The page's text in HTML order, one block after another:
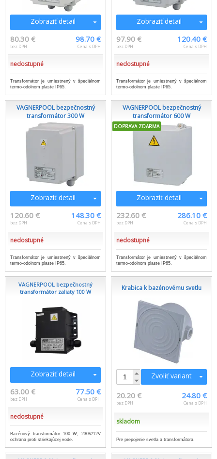
Zobraziť detail
80.30 €
bez DPH
98.70 €
Cena s DPH
nedostupné
Transformátor je umiestnený v špeciálnom
termo-odolnom plaste IP65.
Zobraziť detail
97.90 €
bez DPH
120.40 €
Cena s DPH
nedostupné
Transformátor je umiestnený v špeciálnom
termo-odolnom plaste IP65.
VAGNERPOOL bezpečnostný
transformátor 300 W
Zobraziť detail
120.60 €
bez DPH
148.30 €
Cena s DPH
nedostupné
Transformátor je umiestnený v špeciálnom
termo-odolnom plaste IP65.
VAGNERPOOL bezpečnostný
transformátor 600 W
DOPRAVA ZDARMA
Zobraziť detail
232.60 €
bez DPH
286.10 €
Cena s DPH
nedostupné
Transformátor je umiestnený v špeciálnom
termo-odolnom plaste IP65.
VAGNERPOOL bezpečnostný
transformátor zaliaty 100 W
Zobraziť detail
63.00 €
bez DPH
77.50 €
Cena s DPH
nedostupné
Bazénový transformátor 100 W, 230V/12V
ochrana proti striekajúcej vode.
Krabica k bazénovému svetlu
Zvoliť variant
20.20 €
bez DPH
24.80 €
Cena s DPH
skladom
Pre prepojenie svetla a transformátora.